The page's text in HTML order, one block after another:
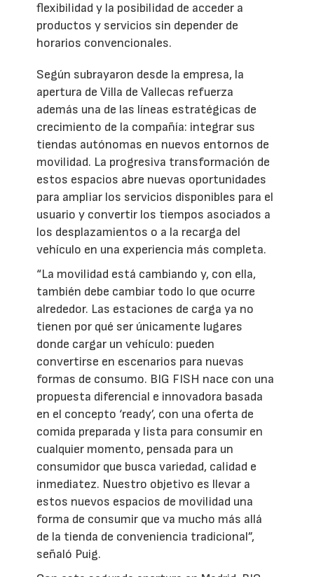
flexibilidad y la posibilidad de acceder a
productos y servicios sin depender de
horarios convencionales.
Según subrayaron desde la empresa, la
apertura de Villa de Vallecas refuerza
además una de las líneas estratégicas de
crecimiento de la compañía: integrar sus
tiendas autónomas en nuevos entornos de
movilidad. La progresiva transformación de
estos espacios abre nuevas oportunidades
para ampliar los servicios disponibles para el
usuario y convertir los tiempos asociados a
los desplazamientos o a la recarga del
vehículo en una experiencia más completa.
“La movilidad está cambiando y, con ella,
también debe cambiar todo lo que ocurre
alrededor. Las estaciones de carga ya no
tienen por qué ser únicamente lugares
donde cargar un vehículo: pueden
convertirse en escenarios para nuevas
formas de consumo. BIG FISH nace con una
propuesta diferencial e innovadora basada
en el concepto ‘ready’, con una oferta de
comida preparada y lista para consumir en
cualquier momento, pensada para un
consumidor que busca variedad, calidad e
inmediatez. Nuestro objetivo es llevar a
estos nuevos espacios de movilidad una
forma de consumir que va mucho más allá
de la tienda de conveniencia tradicional”,
señaló Puig.